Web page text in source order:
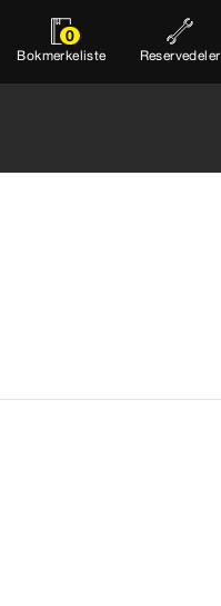
0
Bokmerkeliste Reservedeler